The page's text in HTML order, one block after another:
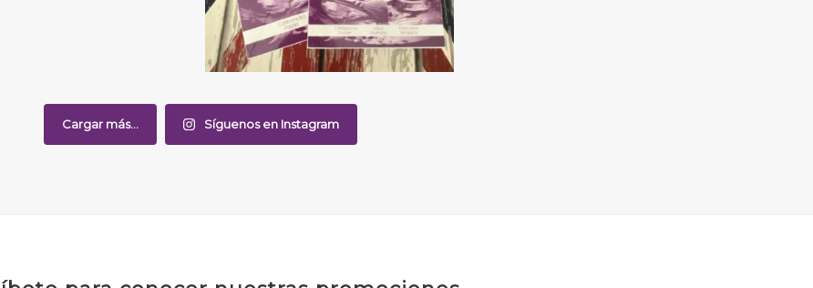
Cargar más... Síguenos en Instagram